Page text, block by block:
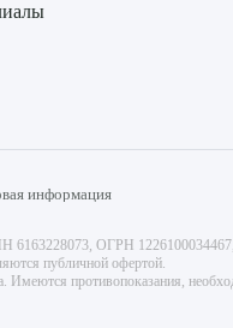
информация
6163228073, ОГРН
публичной офертой.
противопоказания,